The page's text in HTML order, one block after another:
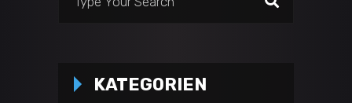
KATEGORIEN